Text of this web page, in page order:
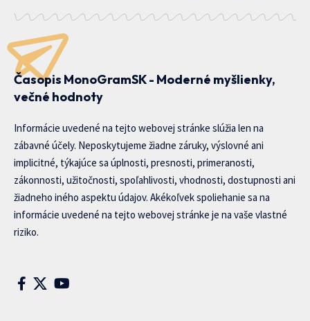
Časopis MonoGramSK - Moderné myšlienky,
večné hodnoty
Informácie uvedené na tejto webovej stránke slúžia len na
zábavné účely. Neposkytujeme žiadne záruky, výslovné ani
implicitné, týkajúce sa úplnosti, presnosti, primeranosti,
zákonnosti, užitočnosti, spoľahlivosti, vhodnosti, dostupnosti ani
žiadneho iného aspektu údajov. Akékoľvek spoliehanie sa na
informácie uvedené na tejto webovej stránke je na vaše vlastné
riziko.